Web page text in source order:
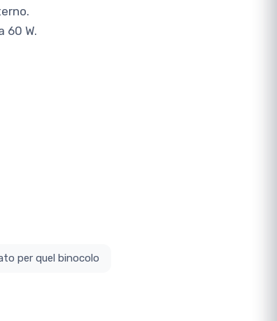
60 W.
per quel binocolo